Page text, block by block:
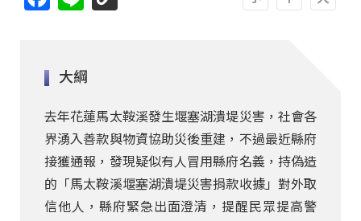
大綱
去年花蓮馬太鞍溪發生堰塞湖潰堤災害，社會各
界湧入善款與物資協助災後重建，不過最近縣府
接獲通報，發現疑似有人冒用縣府名義，持偽造
的「馬太鞍溪堰塞湖潰堤災害捐款收據」對外取
信他人，縣府緊急出面澄清，提醒民眾提高警